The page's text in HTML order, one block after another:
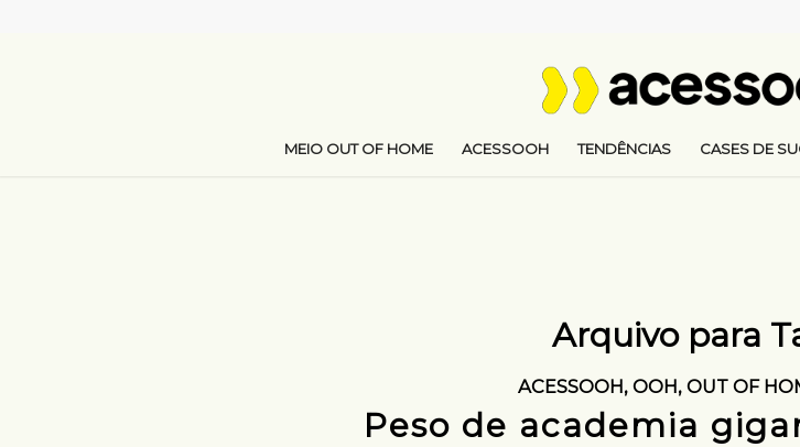
MEIO OUT OF HOME ACESSOOH TENDÊNCIAS CASES DE
Arquivo para
ACESSOOH, OOH, OUT OF
Peso de academia